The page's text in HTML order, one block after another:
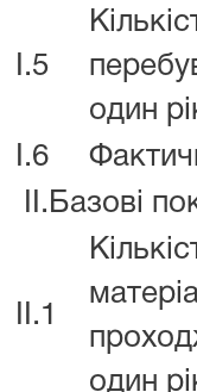
I.5
один
I.6
II.Базові
II.1
один